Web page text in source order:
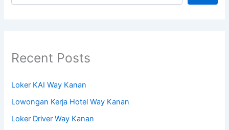
Recent Posts
Loker KAI Way Kanan
Lowongan Kerja Hotel Way Kanan
Loker Driver Way Kanan